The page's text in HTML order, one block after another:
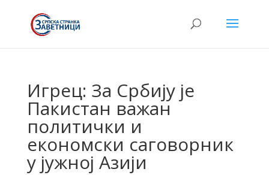
Игрец: За Србију је
Пакистан важан
политички и
економски саговорник
у јужној Азији